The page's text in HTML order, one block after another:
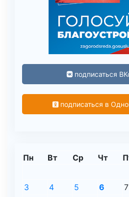
подписаться
подписаться в
Пн Вт Ср Чт
3
4 5 6 7